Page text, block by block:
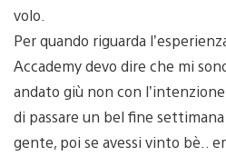
volo.
Per quando riguarda
Accademy devo dire che mi
andato giù non con
di passare un bel fine
gente, poi se avessi vinto bè..